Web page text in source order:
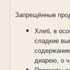
Запрещённые
Хлеб, в
сладкие
диарею, о